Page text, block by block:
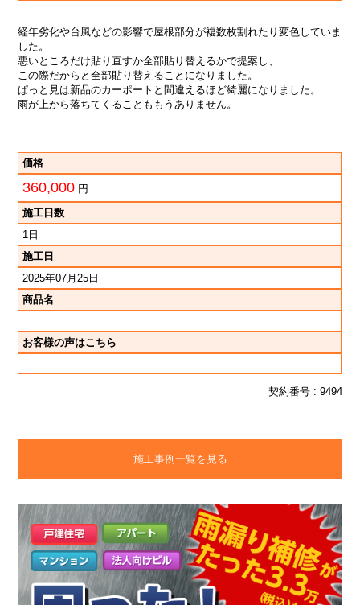
経年劣化や台風などの影響で屋根部分が複数枚割れたり変色していま
した。
悪いところだけ貼り直すか全部貼り替えるかで提案し、
この際だからと全部貼り替えることになりました。
ぱっと見は新品のカーポートと間違えるほど綺麗になりました。
雨が上から落ちてくることももうありません。
価格
360,000 円
施工日数
1日
施工日
2025年07月25日
商品名
お客様の声はこちら
契約番号 : 9494
施工事例一覧を見る